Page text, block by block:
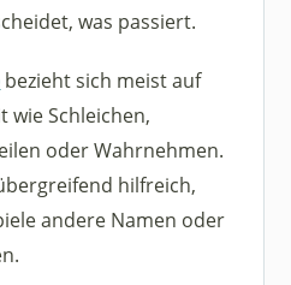
was passiert.
bezieht sich meist auf
wie Schleichen,
oder Wahrnehmen.
hilfreich,
andere Namen oder